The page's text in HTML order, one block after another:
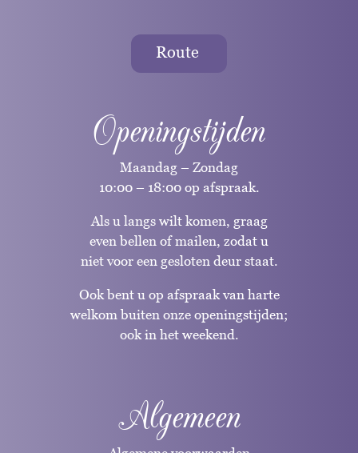
Route
Openingstijden
Maandag – Zondag
10:00 – 18:00 op afspraak.
Als u langs wilt komen, graag
even bellen of mailen, zodat u
niet voor een gesloten deur staat.
Ook bent u op afspraak van harte
welkom buiten onze openingstijden;
ook in het weekend.
Algemeen